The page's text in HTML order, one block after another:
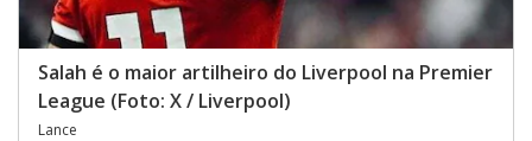
Salah é o maior artilheiro do Liverpool na Premier
League (Foto: X / Liverpool)
Lance